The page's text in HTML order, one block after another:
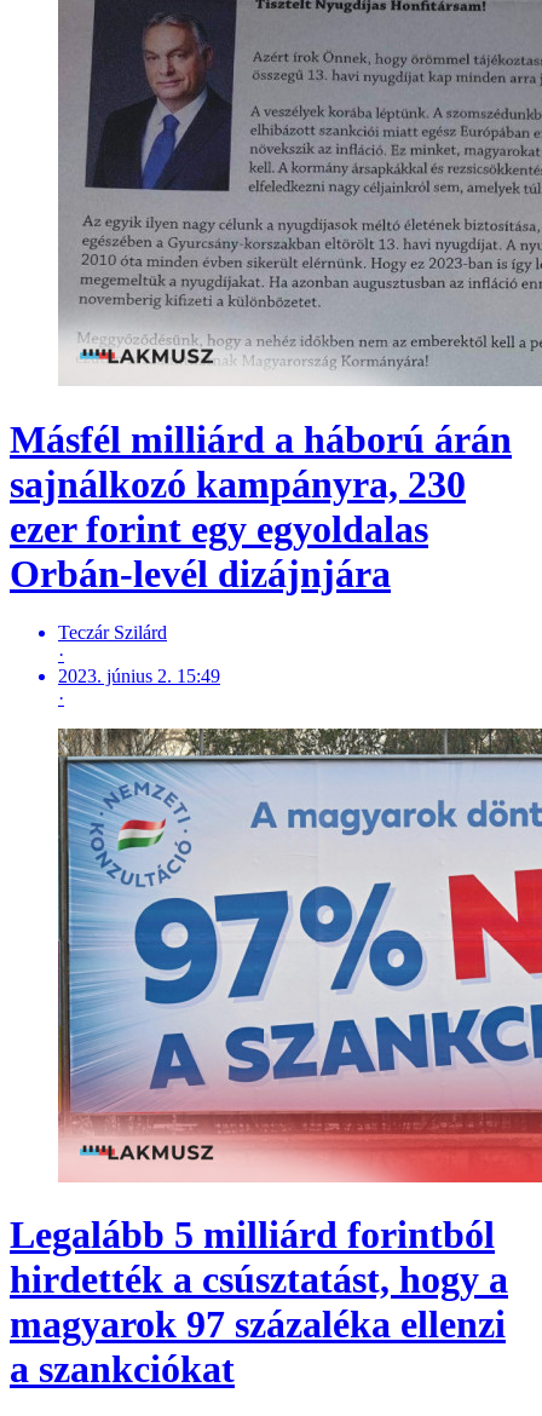
Másfél milliárd a háború árán
sajnálkozó kampányra, 230
ezer forint egy egyoldalas
Orbán-levél dizájnjára
Teczár Szilárd
·
2023. június 2. 15:49
·
Legalább 5 milliárd forintból
hirdették a csúsztatást, hogy a
magyarok 97 százaléka ellenzi
a szankciókat